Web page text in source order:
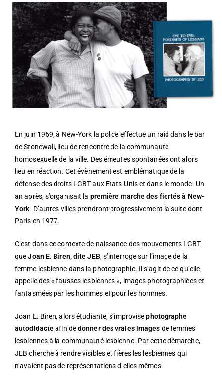
En juin 1969, à New-York la police effectue un raid dans le bar
de Stonewall, lieu de rencontre de la communauté
homosexuelle de la ville. Des émeutes spontanées ont alors
lieu en réaction. Cet évènement est emblématique de la
défense des droits LGBT aux Etats-Unis et dans le monde. Un
an après, s’organisait la première marche des fiertés à New-
York. D’autres villes prendront progressivement la suite dont
Paris en 1977.
C’est dans ce contexte de naissance des mouvements LGBT
queJoan E. Biren, dite JEB, s’interroge sur l’image de la
femme lesbienne dans la photographie. Il s’agit de ce qu’elle
appelle des « fausses lesbiennes », images photographiées et
fantasmées par les hommes et pour les hommes.
Joan E. Biren, alors étudiante, s’improvisephotographe
autodidacteafin dedonner des vraies images de femmes
lesbiennes à la communauté lesbienne. Par cette démarche,
JEB cherche à rendre visibles et fières les lesbiennes qui
n’avaient pas de représentations d’elles mêmes.